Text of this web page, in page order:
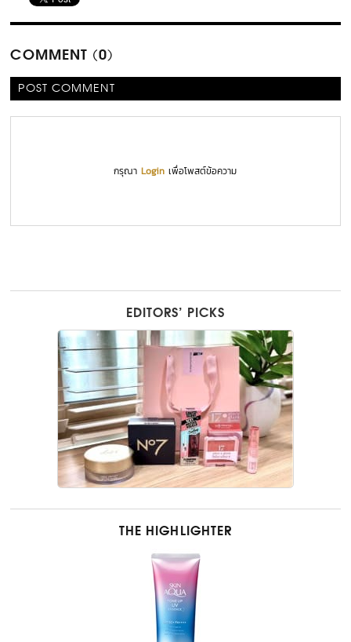
COMMENT (0)
POST COMMENT
กรุณาLogin เพื่อโพสต์ข้อความ
EDITORS’ PICKS
THE HIGHLIGHTER